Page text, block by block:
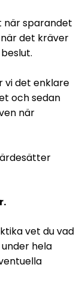
sparandet
det kräver
vi det enklare
och sedan
när
vet du vad
hela